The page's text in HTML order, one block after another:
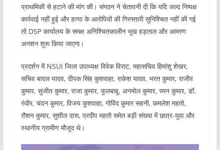
प्राथमिकी से हटाने की मांग की। संगठन ने चेतावनी दी कि यदि जल्द निष्पक्ष
कार्रवाई नहीं हुई और हत्या के आरोपियों की गिरफ्तारी सुनिश्चित नहीं की गई
तो DSP कार्यालय के समक्ष अनिश्चितकालीन भूख हड़ताल और आमरण
अनशन शुरू किया जाएगा।
प्रदर्शन में NSUI जिला उपाध्यक्ष विवेक विराट, महासचिव हिमांशु शेखर,
सचिव बादल यादव, दीपक सिंह कुशवाहा, राकेश यादव, भरत कुमार, राजीव
कुमार, सुजीत कुमार, राजा कुमार, फुलबाबू, अनमोल कुमार, रमन कुमार, डॉ.
रंधीर, चंदन कुमार, विजय कुशवाहा, गोविंद कुमार सहनी, कमलेश महतो,
रौशन कुमार, सुशील दास, प्रदीप महतो समेत बड़ी संख्या में छात्र-युवा और
स्थानीय ग्रामीण मौजूद थे।